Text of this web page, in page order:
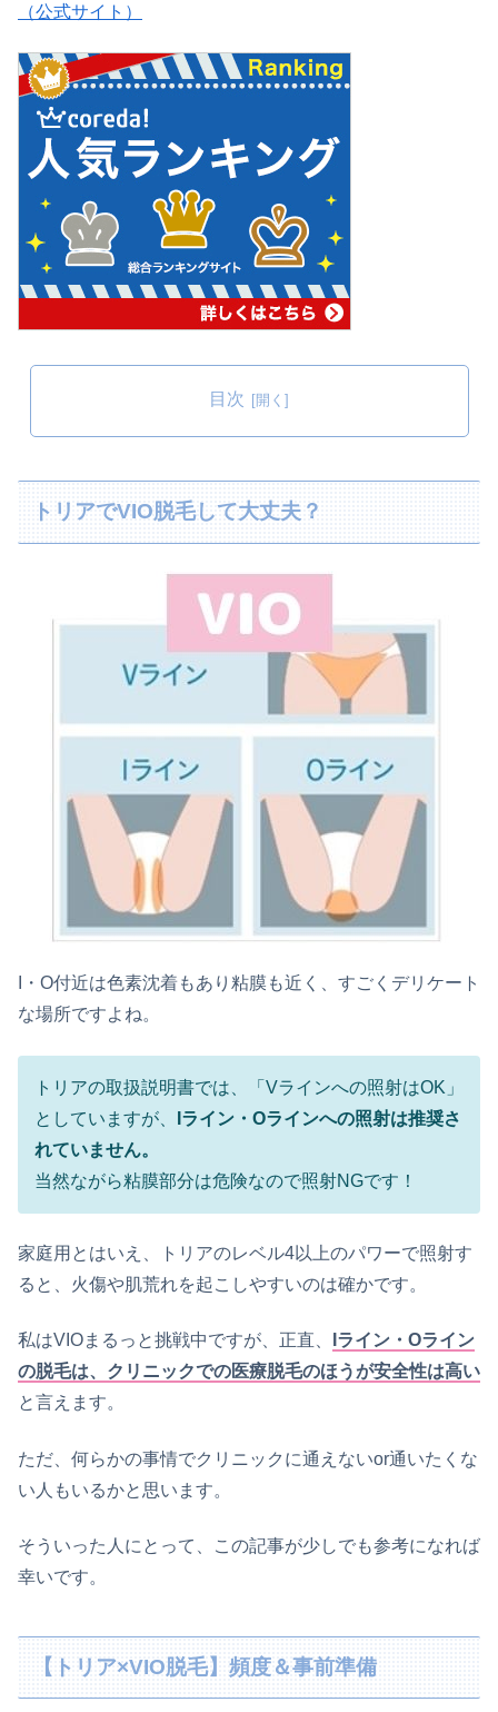
（公式サイト）
目次
トリアでVIO脱毛して大丈夫？
I・O付近は色素沈着もあり粘膜も近く、すごくデリケート
な場所ですよね。
トリアの取扱説明書では、「Vラインへの照射はOK」
としていますが、
Iライン・Oラインへの照射は推奨さ
れていません。
当然ながら粘膜部分は危険なので照射NGです！
家庭用とはいえ、トリアのレベル4以上のパワーで照射す
ると、火傷や肌荒れを起こしやすいのは確かです。
私はVIOまるっと挑戦中ですが、正直、
Iライン・Oライン
の脱毛は、クリニックでの医療脱毛のほうが安全性は高い
と言えます。
ただ、何らかの事情でクリニックに通えないor通いたくな
い人もいるかと思います。
そういった人にとって、この記事が少しでも参考になれば
幸いです。
【トリア×VIO脱毛】頻度＆事前準備